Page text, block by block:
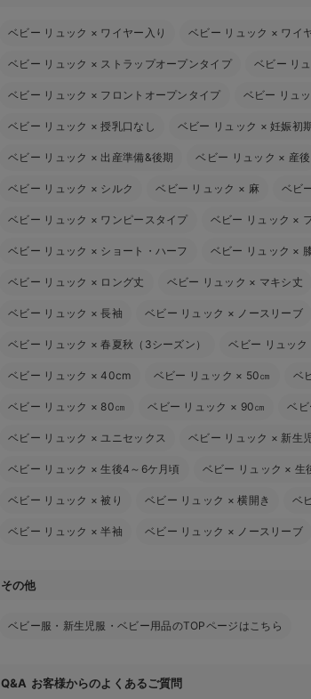
ベビー リュック × ワイヤー入り ベビー リュック × ワイ
ベビー リュック × ストラップオープンタイプ ベビー リ
ベビー リュック × フロントオープンタイプ ベビー リュ
ベビー リュック ×授乳口なし ベビー リュック ×妊娠初
ベビー リュック × 出産準備&後期 ベビー リュック × 産後
ベビー リュック × シルク ベビー リュック × 麻 ベビ
ベビー リュック × ワンピースタイプ ベビー リュック ×
ベビー リュック × ショート・ハーフ ベビー リュック ×
ベビー リュック × ロング丈 ベビー リュック × マキシ丈
ベビー リュック ×長袖 ベビー リュック × ノースリーブ
ベビー リュック ×春夏秋（3シーズン） ベビー リュック
ベビー リュック ×40cm ベビー リュック × 50㎝ ベ
ベビー リュック × 80㎝ ベビー リュック × 90㎝ ベ
ベビー リュック ×ユニセックス ベビー リュック × 新生
ベビー リュック ×生後4～6ケ月頃 ベビー リュック ×生
ベビー リュック ×被り ベビー リュック ×横開き ベ
ベビー リュック ×半袖 ベビー リュック × ノースリーブ
その他
ベビー服・新生児服・ベビー用品のTOPページはこちら
Q&A お客様からのよくあるご質問